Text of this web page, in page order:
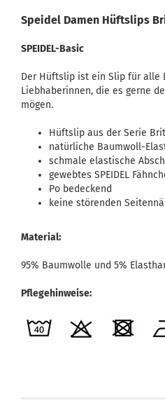
Speidel Damen Hüftslips
SPEIDEL-Basic
Der Hüftslip ist ein Slip für alle
Liebhaberinnen, die es gerne
mögen.
Hüftslip aus der Serie
natürliche Baumwoll-
schmale elastische
gewebtes SPEIDEL
Po bedeckend
keine störenden
Material:
95% Baumwolle und 5%
Pflegehinweise: